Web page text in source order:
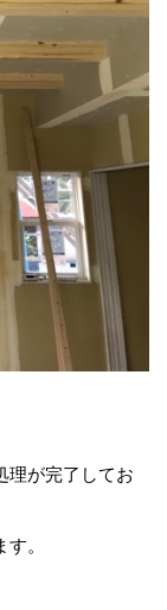
理が完了してお
。